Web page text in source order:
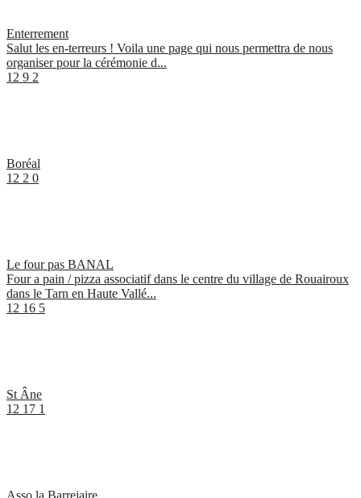
Enterrement
Salut les en-terreurs ! Voila une page qui nous permettra de nous
organiser pour la cérémonie d...
12 9 2
Boréal
12 2 0
Le four pas BANAL
Four a pain / pizza associatif dans le centre du village de Rouairoux
dans le Tarn en Haute Vallé...
12 16 5
St Âne
12 17 1
Asso la Barrejaire